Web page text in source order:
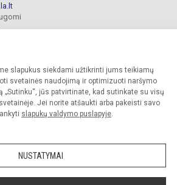
slapukus siekdami užtikrinti jums teikiamų
svetainės naudojimą ir optimizuoti naršymo
„Sutinku“, jūs patvirtinate, kad sutinkate su visų
Jei norite atšaukti arba pakeisti savo
slapukų valdymo puslapyje.
NUSTATYMAI
mokykla. Visos teisės saugomos.
administracijos sutikimo griežtai draudžiama.
Slapukų valdymas